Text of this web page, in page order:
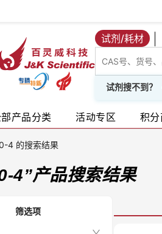
试剂/耗材
试剂搜不到？
产品分类 活动专区 积
4 的搜索结果
4”产品搜索结果
筛选项